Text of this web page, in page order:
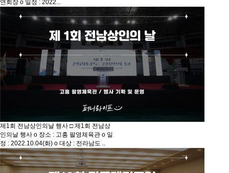
연회장 o 일정 : 2022...
제1회 전남상인의날 행사 □ 제1회 전남상
인의날 행사 o 장소 : 고흥 팔영체육관 o 일
정 : 2022.10.04(화) o 대상 : 전라남도 ..